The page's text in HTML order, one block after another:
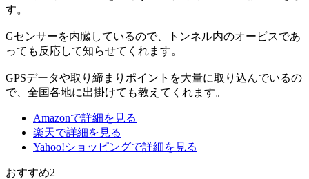
す。
Gセンサーを内臓しているので、トンネル内のオービスであ
っても反応して知らせてくれます。
GPSデータや取り締まりポイントを大量に取り込んでいるの
で、全国各地に出掛けても教えてくれます。
Amazonで詳細を見る
楽天で詳細を見る
Yahoo!ショッピングで詳細を見る
おすすめ2